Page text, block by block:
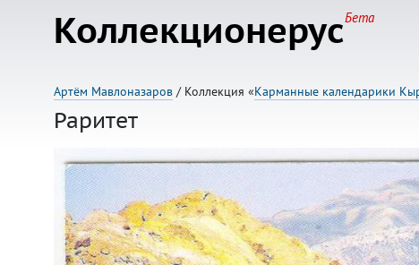
КоллекционерусБета
Артём Мавлоназаров / Коллекция «Карманные календарики
Раритет